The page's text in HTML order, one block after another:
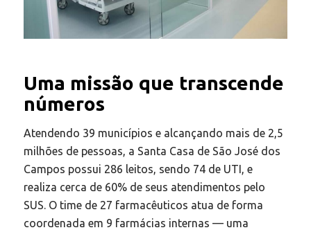
Uma missão que transcende
números
Atendendo 39 municípios e alcançando mais de 2,5
milhões de pessoas, a Santa Casa de São José dos
Campos possui 286 leitos, sendo 74 de UTI, e
realiza cerca de 60% de seus atendimentos pelo
SUS. O time de 27 farmacêuticos atua de forma
coordenada em 9 farmácias internas — uma